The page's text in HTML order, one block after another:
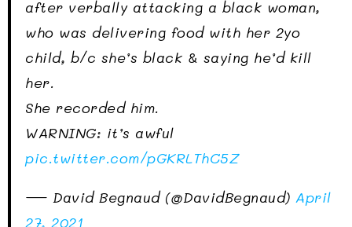
after verbally attacking a black woman,
who was delivering food with her 2yo
child, b/c she’s black & saying he’d kill
her.
She recorded him.
WARNING: it’s awful
pic.twitter.com/pGKRLThC5Z
— David Begnaud (@DavidBegnaud) April
27, 2021